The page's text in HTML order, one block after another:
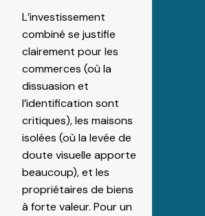
L’investissement
combiné se justifie
clairement pour les
commerces (où la
dissuasion et
l’identification sont
critiques), les maisons
isolées (où la levée de
doute visuelle apporte
beaucoup), et les
propriétaires de biens
à forte valeur. Pour un